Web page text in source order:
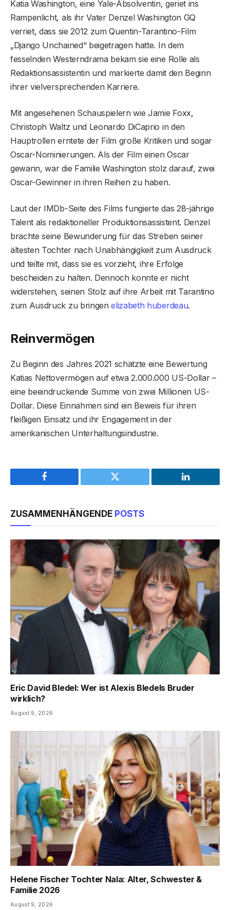
Katia Washington, eine Yale-Absolventin, geriet ins
Rampenlicht, als ihr Vater Denzel Washington GQ
verriet, dass sie 2012 zum Quentin-Tarantino-Film
„Django Unchained“ beigetragen hatte. In dem
fesselnden Westerndrama bekam sie eine Rolle als
Redaktionsassistentin und markierte damit den Beginn
ihrer vielversprechenden Karriere.
Mit angesehenen Schauspielern wie Jamie Foxx,
Christoph Waltz und Leonardo DiCaprio in den
Hauptrollen erntete der Film große Kritiken und sogar
Oscar-Nominierungen. Als der Film einen Oscar
gewann, war die Familie Washington stolz darauf, zwei
Oscar-Gewinner in ihren Reihen zu haben.
Laut der IMDb-Seite des Films fungierte das 28-jährige
Talent als redaktioneller Produktionsassistent. Denzel
brachte seine Bewunderung für das Streben seiner
ältesten Tochter nach Unabhängigkeit zum Ausdruck
und teilte mit, dass sie es vorzieht, ihre Erfolge
bescheiden zu halten. Dennoch konnte er nicht
widerstehen, seinen Stolz auf ihre Arbeit mit Tarantino
zum Ausdruck zu bringenelizabeth huberdeau.
Reinvermögen
Zu Beginn des Jahres 2021 schätzte eine Bewertung
Katias Nettovermögen auf etwa 2.000.000 US-Dollar –
eine beeindruckende Summe von zwei Millionen US-
Dollar. Diese Einnahmen sind ein Beweis für ihren
fleißigen Einsatz und ihr Engagement in der
amerikanischen Unterhaltungsindustrie.
Facebook Twitter LinkedIn
ZUSAMMENHÄNGENDE POSTS
Eric David Bledel: Wer ist Alexis Bledels Bruder
wirklich?
August 9, 2026
Helene Fischer Tochter Nala: Alter, Schwester &
Familie 2026
August 9, 2026